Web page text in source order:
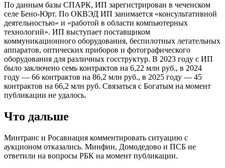
По данным базы СПАРК, ИП зарегистрирован в чеченском
селе Бено-Юрт. По ОКВЭД ИП занимается «консультативной
деятельностью» и «работой в области компьютерных
технологий». ИП выступает поставщиком
коммуникационного оборудования, беспилотных летательных
аппаратов, оптических приборов и фотографического
оборудования для различных госструктур. В 2023 году с ИП
было заключено семь контрактов на 6,22 млн руб., в 2024
году — 66 контрактов на 86,2 млн руб., в 2025 году — 45
контрактов на 66,2 млн руб. Связаться с Богатым на момент
публикации не удалось.
Что дальше
Минтранс и Росавиация комментировать ситуацию с
аукционом отказались. Минфин, Домодедово и ПСБ не
ответили на вопросы РБК на момент публикации.